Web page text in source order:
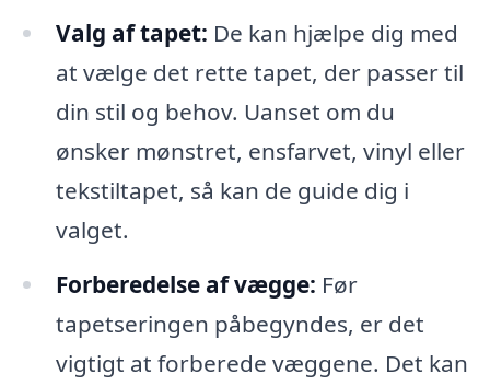
Valg af tapet: De kan hjælpe dig med
at vælge det rette tapet, der passer til
din stil og behov. Uanset om du
ønsker mønstret, ensfarvet, vinyl eller
tekstiltapet, så kan de guide dig i
valget.
Forberedelse af vægge: Før
tapetseringen påbegyndes, er det
vigtigt at forberede væggene. Det kan